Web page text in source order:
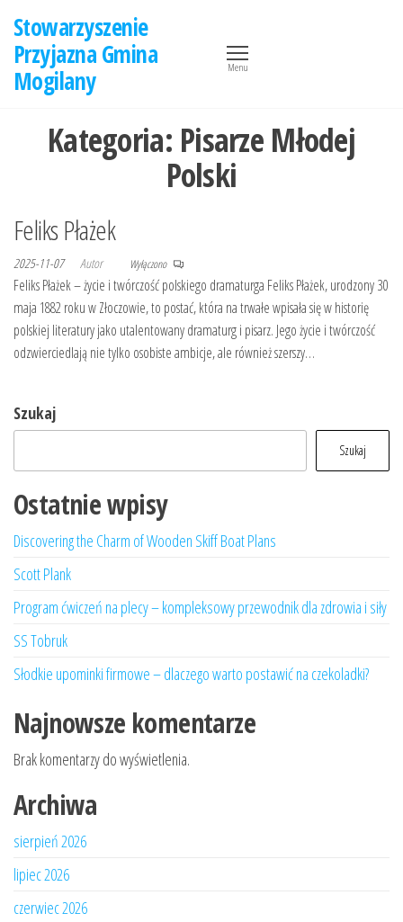
treści
Stowarzyszenie
Przyjazna Gmina
Mogilany
Menu
Kategoria: Pisarze Młodej
Polski
Feliks Płażek
2025-11-07 Autor Wyłączono
Feliks Płażek – życie i twórczość polskiego dramaturga Feliks Płażek, urodzony 30
maja 1882 roku w Złoczowie, to postać, która na trwałe wpisała się w historię
polskiej literatury jako utalentowany dramaturg i pisarz. Jego życie i twórczość
odzwierciedlają nie tylko osobiste ambicje, ale również szerszy…
Szukaj
Szukaj
Ostatnie wpisy
Discovering the Charm of Wooden Skiff Boat Plans
Scott Plank
Program ćwiczeń na plecy – kompleksowy przewodnik dla zdrowia i siły
SS Tobruk
Słodkie upominki firmowe – dlaczego warto postawić na czekoladki?
Najnowsze komentarze
Brak komentarzy do wyświetlenia.
Archiwa
sierpień 2026
lipiec 2026
czerwiec 2026